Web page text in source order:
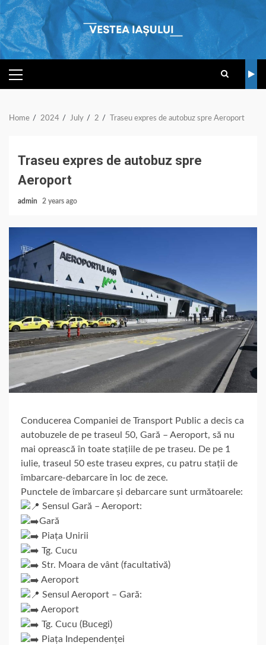
Skip
to
content
PRIMARY
MENU
Home 2024 July 2 Traseu expres de autobuz spre Aeroport
Traseu expres de autobuz spre
Aeroport
admin 2 years ago
Conducerea Companiei de Transport Public a decis ca
autobuzele de pe traseul 50, Gară – Aeroport, să nu
mai oprească în toate stațiile de pe traseu. De pe 1
iulie, traseul 50 este traseu expres, cu patru stații de
îmbarcare-debarcare în loc de zece.
Punctele de îmbarcare și debarcare sunt următoarele:
Sensul Gară – Aeroport:
Gară
Piața Unirii
Tg. Cucu
Str. Moara de vânt (facultativă)
Aeroport
Sensul Aeroport – Gară:
Aeroport
Tg. Cucu (Bucegi)
Piața Independenței